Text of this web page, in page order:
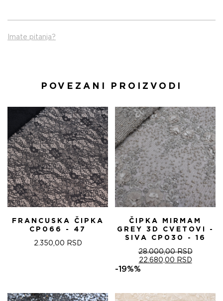
Imate pitanja?
POVEZANI PROIZVODI
FRANCUSKA ČIPKA
CP066 - 47
2.350,00 RSD
ČIPKA MIRMAM
GREY 3D CVETOVI -
SIVA CP030 - 16
28.000,00RSD
ОРИГИНАЛНА
ЦЕНА
28.000,00 RSD.
22.680,00 RSD
-19%%